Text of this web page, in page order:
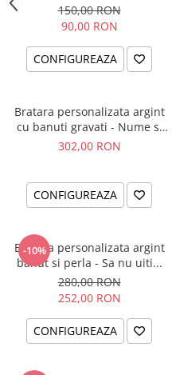
Fluturas
150,00 RON
90,00 RON
CONFIGUREAZA
Bratara personalizata argint
cu banuti gravati - Nume si
simbol catelus
302,00 RON
CONFIGUREAZA
-10%
Bratara personalizata argint
banut si perla - Sa nu uiti...
280,00 RON
252,00 RON
CONFIGUREAZA